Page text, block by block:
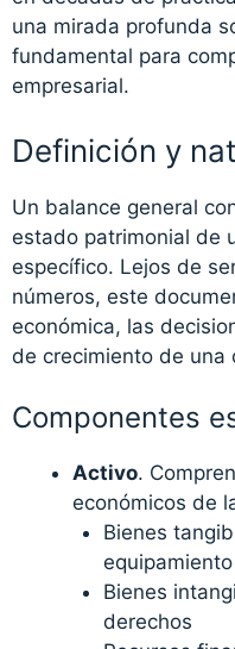
una mirada profunda
fundamental para
empresarial.
Definición y
Un balance general
estado patrimonial de
específico. Lejos de
números, este
económica, las
de crecimiento de una
Componentes
Activo.
económicos de
Bienes
equipamiento
Bienes
derechos